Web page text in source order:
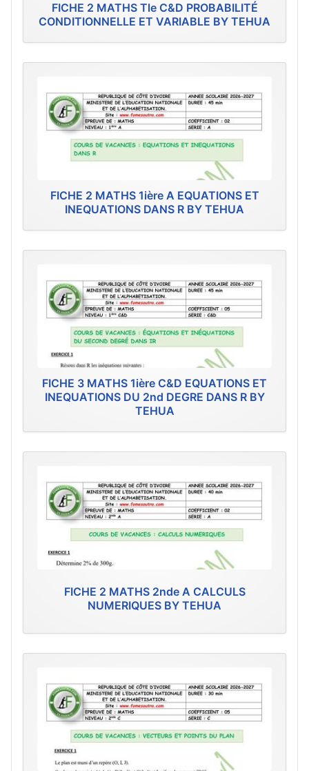
FICHE 2 MATHS Tle C&D PROBABILITÉ
CONDITIONNELLE ET VARIABLE BY TEHUA
FICHE 2 MATHS 1ière A EQUATIONS ET
INEQUATIONS DANS R BY TEHUA
FICHE 3 MATHS 1ière C&D EQUATIONS ET
INEQUATIONS DU 2nd DEGRE DANS R BY
TEHUA
FICHE 2 MATHS 2nde A CALCULS
NUMERIQUES BY TEHUA